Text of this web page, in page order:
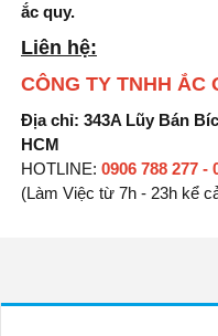
ắc quy.
Liên hệ:
CÔNG TY TNHH ẮC
Địa chỉ: 343A Lũy Bán
HCM
HOTLINE: 0906 788 277 -
(Làm Việc từ 7h - 23h kể